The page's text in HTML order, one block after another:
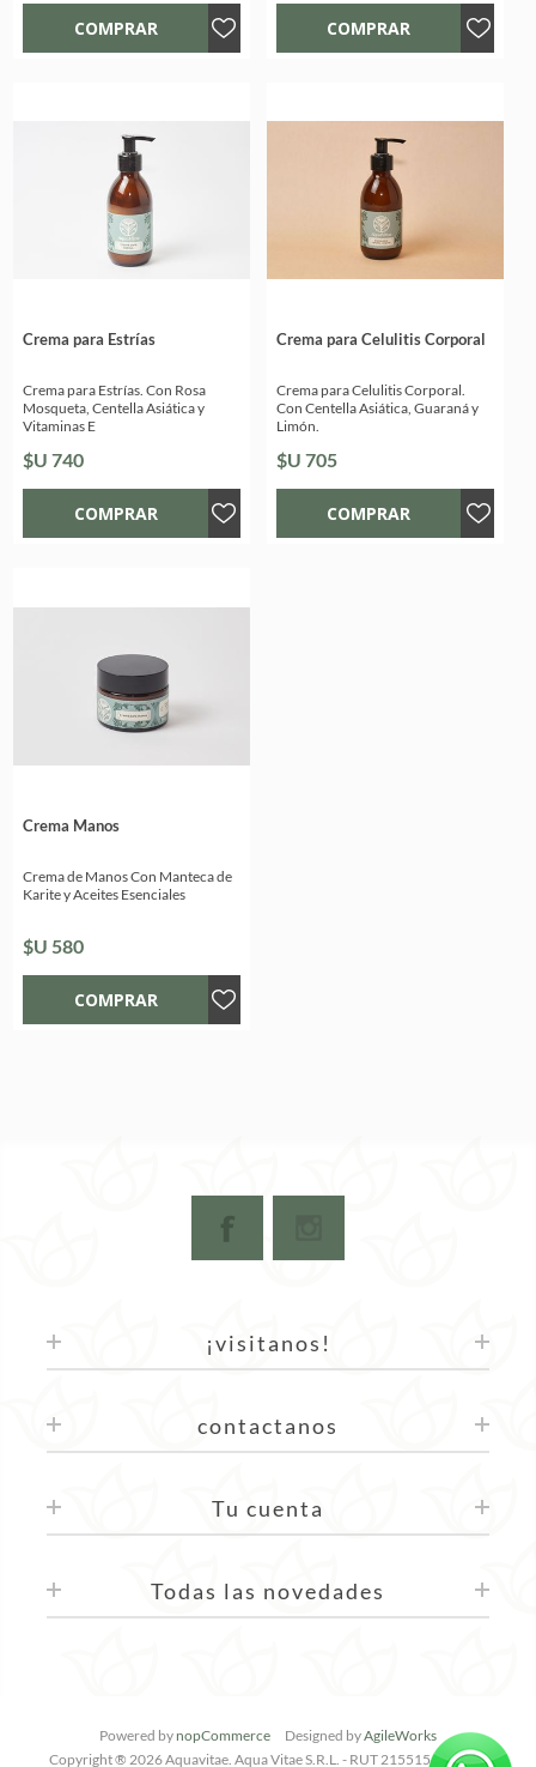
Crema para Estrías
Crema para Estrías. Con Rosa
Mosqueta, Centella Asiática y
Vitaminas E
$U 740
Crema para Celulitis Corporal
Crema para Celulitis Corporal.
Con Centella Asiática, Guaraná y
Limón.
$U 705
Crema Manos
Crema de Manos Con Manteca de
Karite y Aceites Esenciales
$U 580
¡visitanos!
contactanos
Tu cuenta
Todas las novedades
Powered by nopCommerce Designed byAgileWorks
Copyright ® 2026 Aquavitae. Aqua Vitae S.R.L. - RUT 215515640019 -